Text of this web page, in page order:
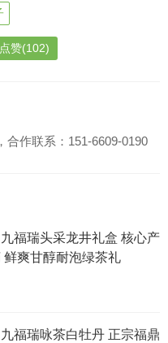
点赞(102)
合作联系：151-6609-0190
福瑞头采龙井礼盒 核心产
鲜爽甘醇耐泡绿茶礼
福瑞咏茶白牡丹 正宗福鼎